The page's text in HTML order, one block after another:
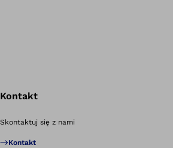
Kontakt
Skontaktuj się z nami
Kontakt